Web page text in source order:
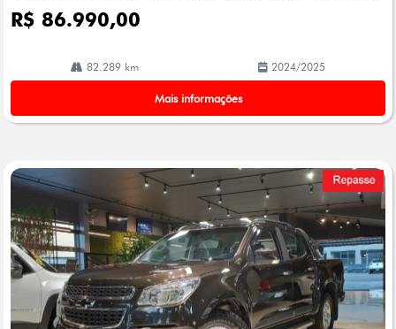
R$ 86.990,00
82.289 km 2024/2025
Mais informações